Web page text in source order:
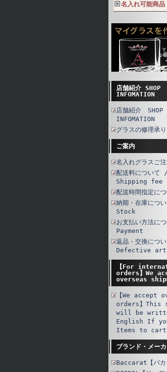
名入れ可能商品
店舗紹介 SHOP
INFOMATION
店舗紹介 SHOP
INFOMATION
グラスの修理承
ご案内
名入れグラスご
配送料について /
Shipping fee
配送時間指定に
納期・在庫につ
Stock
お支払い方法に
Payment
返品・交換につ
Defective
【For
orders】We
overseas
【We accept
orders】This
will be
English If
Items to
ブランド・メー
Baccarat【バカ